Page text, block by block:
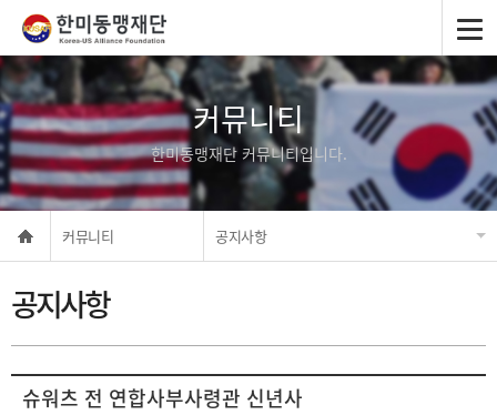
커뮤니티
한미동맹재단 커뮤니티입니다.
커뮤니티 공지사항
공지사항
슈워츠 전 연합사부사령관 신년사